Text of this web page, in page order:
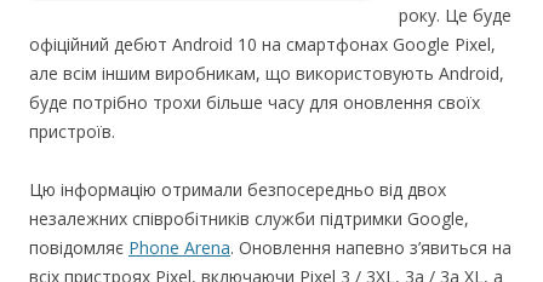
року. Це буде
офіційний дебют Android 10 на смартфонах Google Pixel,
але всім іншим виробникам, що використовують Android,
буде потрібно трохи більше часу для оновлення своїх
пристроїв.
Цю інформацію отримали безпосередньо від двох
незалежних співробітників служби підтримки Google,
повідомляє Phone Arena. Оновлення напевно з’явиться на
всіх пристроях Pixel, включаючи Pixel 3 / 3XL, 3a / 3a XL, а